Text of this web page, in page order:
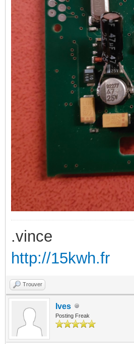
.vince
http://15kwh.fr
Trouver
Ives
Posting Freak